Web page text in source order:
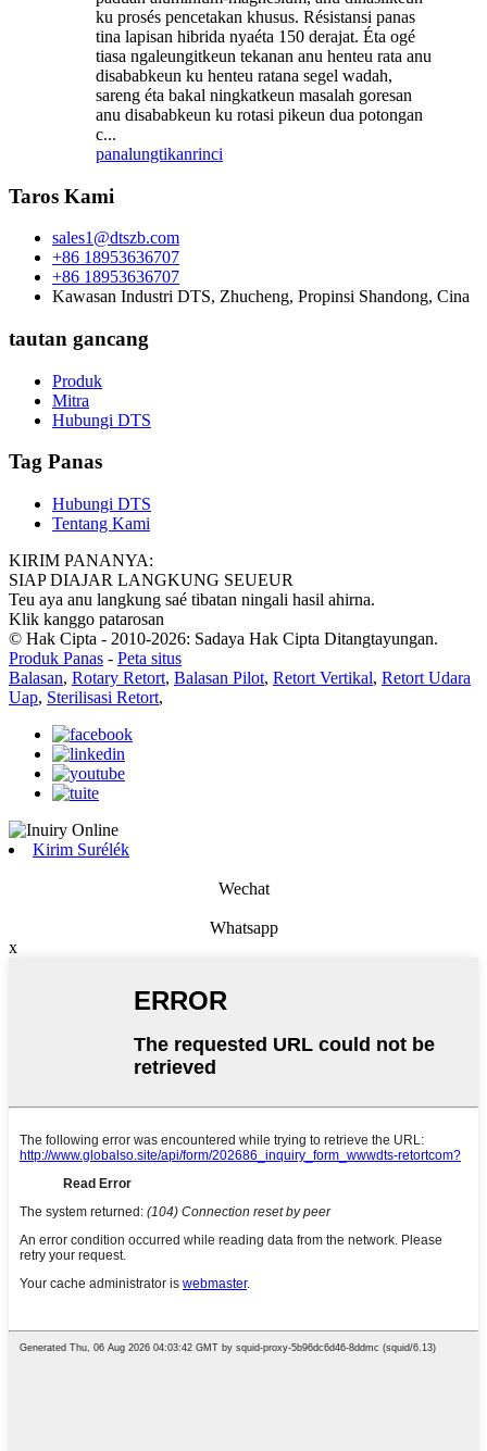
ku prosés pencetakan khusus. Résistansi panas
tina lapisan hibrida nyaéta 150 derajat. Éta ogé
tiasa ngaleungitkeun tekanan anu henteu rata anu
disababkeun ku henteu ratana segel wadah,
sareng éta bakal ningkatkeun masalah goresan
anu disababkeun ku rotasi pikeun dua potongan
c...
panalungtikanrinci
Taros Kami
sales1@dtszb.com
+86 18953636707
+86 18953636707
Kawasan Industri DTS, Zhucheng, Propinsi Shandong, Cina
tautan gancang
Produk
Mitra
Hubungi DTS
Tag Panas
Hubungi DTS
Tentang Kami
KIRIM PANANYA:
SIAP DIAJAR LANGKUNG SEUEUR
Teu aya anu langkung saé tibatan ningali hasil ahirna.
Klik kanggo patarosan
© Hak Cipta - 2010-2026: Sadaya Hak Cipta Ditangtayungan.
Produk Panas - Peta situs
Balasan, Rotary Retort, Balasan Pilot, Retort Vertikal, Retort Udara
Uap, Sterilisasi Retort,
Kirim Surélék
Wechat
Whatsapp
x